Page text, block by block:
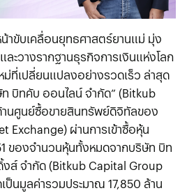
น้าขับเคลื่อนยุทธศาสตร์ยานแม่ มุ่ง
ละวางรากฐานธุรกิจการเงินแห่งโลก
ที่เปลี่ยนแปลงอย่างรวดเร็ว ล่าสุด
ท บิทคับ ออนไลน์ จำกัด” (Bitkub
นศูนย์ซื้อขายสินทรัพย์ดิจิทัลของ
Exchange) ผ่านการเข้าซื้อหุ้น
ของจำนวนหุ้นทั้งหมดจากบริษัท บิท
ส์ จำกัด (Bitkub Capital Group
นมูลค่ารวมประมาณ 17,850 ล้าน